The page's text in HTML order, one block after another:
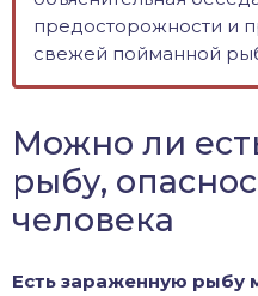
предосторожности и
свежей пойманной
Можно ли
рыбу,
человека
Есть зараженную рыбу